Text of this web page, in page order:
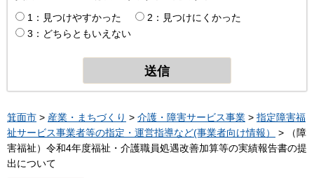
1：見つけやすかった
2：見つけにくかった
3：どちらともいえない
箕面市 > 産業・まちづくり > 介護・障害サービス事業 > 指定障害福
祉サービス事業者等の指定・運営指導など(事業者向け情報）
> （障
害福祉）令和4年度福祉・介護職員処遇改善加算等の実績報告書の提
出について